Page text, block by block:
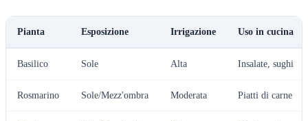
Pianta Esposizione Irrigazione Uso in cucina
Basilico Sole Alta Insalate, sughi
Rosmarino Sole/Mezz'ombra Moderata Piatti di carne